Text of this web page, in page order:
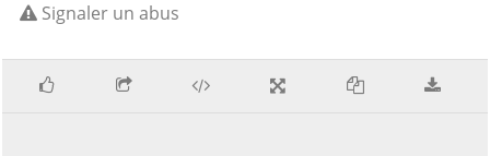
Signaler un abus